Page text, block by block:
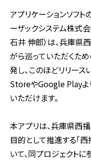
アプリケーションソフ
ーザックシステム株式
石井 伸郎）は、兵庫県
がら巡っていただくた
発し、このほどリリース
StoreやGoogle Playよ
いただけます。
本アプリは、兵庫県西
目的として推進する「
いて、同プロジェクト